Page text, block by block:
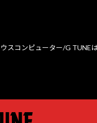
スコンピューター/G TUNE